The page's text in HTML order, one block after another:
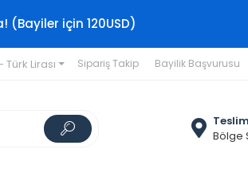
(Bayiler için 120USD)
Türk Lirası Sipariş Takip Bayilik Başvurusu
Bölge